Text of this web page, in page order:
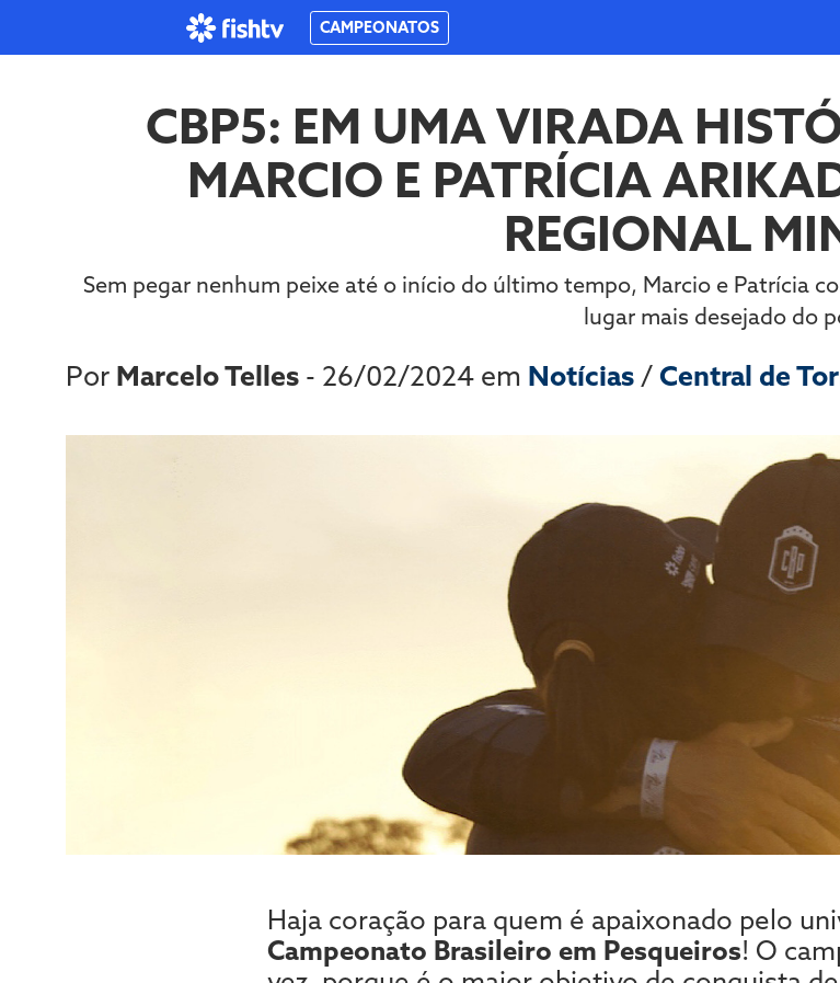
CAMPEONATOS
CBP5: EM UMA VIRADA
MARCIO E PATRÍCIA
REGIONAL
Sem pegar nenhum peixe até o início do último tempo, Marcio e Patrícia
lugar mais desejado do
Por Marcelo Telles - 26/02/2024 em Notícias/Central de
Haja coração para quem é apaixonado pelo
Campeonato Brasileiro em Pesqueiros! O